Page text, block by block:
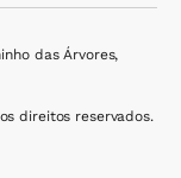
das Árvores,
direitos reservados.